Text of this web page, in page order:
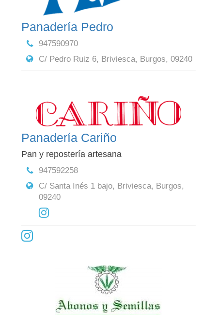
Panadería Pedro
947590970
C/ Pedro Ruiz 6, Briviesca, Burgos, 09240
Panadería Cariño
Pan y repostería artesana
947592258
C/ Santa Inés 1 bajo, Briviesca, Burgos,
09240